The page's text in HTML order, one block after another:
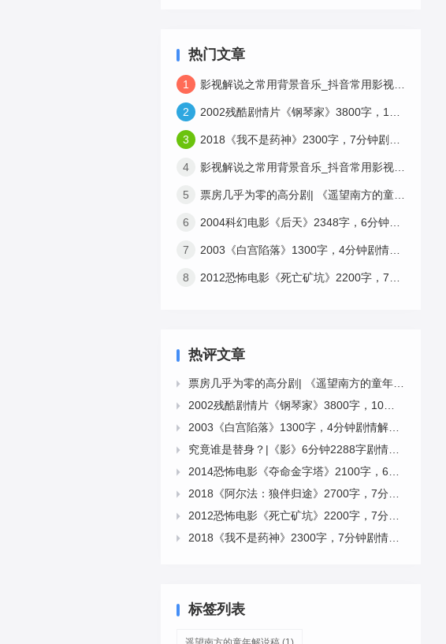
热门文章
1 影视解说之常用背景音乐_抖音常用影视解说bgm免费下载-3
2 2002残酷剧情片《钢琴家》3800字，10分钟剧情解说稿
3 2018《我不是药神》2300字，7分钟剧情解说稿
4 影视解说之常用背景音乐_抖音常用影视解说bgm免费下载-1
5 票房几乎为零的高分剧| 《遥望南方的童年》12分钟3659字解说稿
6 2004科幻电影《后天》2348字，6分钟剧情解说稿
7 2003《白宫陷落》1300字，4分钟剧情解说稿
8 2012恐怖电影《死亡矿坑》2200字，7分钟剧情解说稿
热评文章

票房几乎为零的高分剧| 《遥望南方的童年》12分钟3659字解说稿

2002残酷剧情片《钢琴家》3800字，10分钟剧情解说稿

2003《白宫陷落》1300字，4分钟剧情解说稿

究竟谁是替身？|《影》6分钟2288字剧情文案下载

2014恐怖电影《夺命金字塔》2100字，6分钟剧情解说稿

2018《阿尔法：狼伴归途》2700字，7分钟剧情解说稿

2012恐怖电影《死亡矿坑》2200字，7分钟剧情解说稿

2018《我不是药神》2300字，7分钟剧情解说稿
标签列表